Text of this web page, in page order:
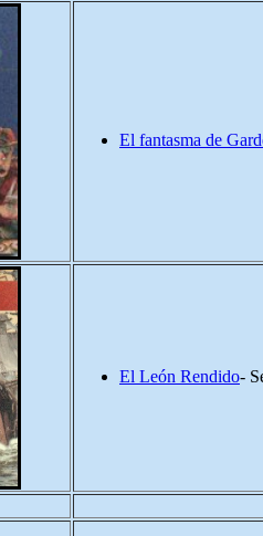
El fantasma de
El León Rendido-